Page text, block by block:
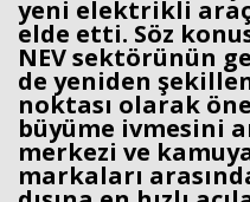
yeni elektrikli araç
elde etti. Söz
NEV sektörünün
de yeniden
noktası olarak öne
büyüme ivmesini
merkezi ve
markaları